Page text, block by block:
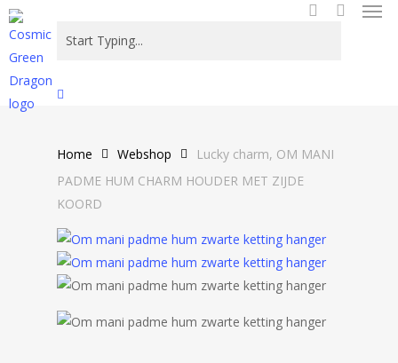
Skip
to
main
content
Close
Home Webshop
Lucky charm, OM MANI
PADME HUM CHARM HOUDER MET ZIJDE
KOORD